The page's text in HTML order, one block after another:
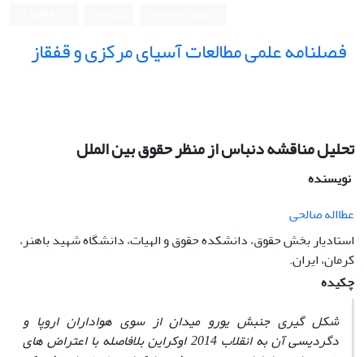
فصلنامه علمی مطالعات آسیای مرکزی و قفقاز
تحلیل مناقشه دنباس از منظر حقوق بین ‏‏الملل
نویسنده
عطااله صالحی
استادیار بخش حقوق، دانشکده حقوق و الهیات، دانشگاه شهید باهنر،
کرمان، ایران.
چکیده
شکل ‏گیری جنبش یورو میدان از سوی هواداران اروپا و
دگردیسی آن به انقلاب 2014 اوکراین بلافاصله با اعتراض‏ های